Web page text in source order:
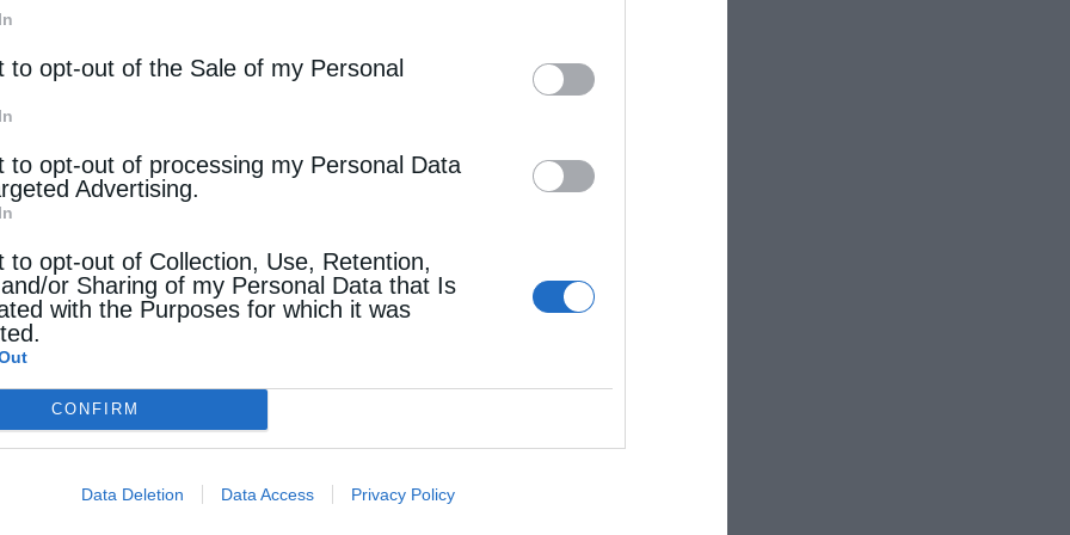
to opt-out of the Sale of my Personal
to opt-out of processing my Personal Data
Advertising.
to opt-out of Collection, Use, Retention,
or Sharing of my Personal Data that Is
with the Purposes for which it was
CONFIRM
Data Deletion Data Access Privacy Policy
η “Κιβωτός της Ορθοδοξίας” σε όλα τα
της χώρας
30 Ιουλίου, η εφημερίδα Κιβωτός της
κατόπιν μεγάλης ζήτησης,
ολόκληρη την Συλλογής της και
σας προσφέρει πολλές αγαπημένες
για να επιλέξετε. Οι εικόνες …
την “Κιβωτό της Ορθοδοξίας” που κυκλοφορεί